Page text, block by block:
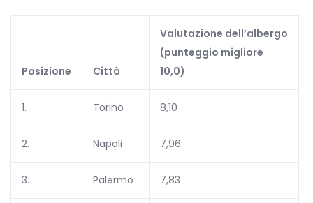
Posizione Città
Valutazione dell’albergo
(punteggio migliore
10,0)
1. Torino 8,10
2. Napoli 7,96
3. Palermo 7,83